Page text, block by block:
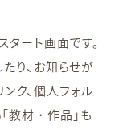
タート画面です。
り、お知らせが
ク、個人フォル
教材・作品」も